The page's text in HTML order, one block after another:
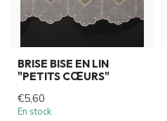
BRISE BISE EN LIN
"PETITS CŒURS"
€5,60
En stock